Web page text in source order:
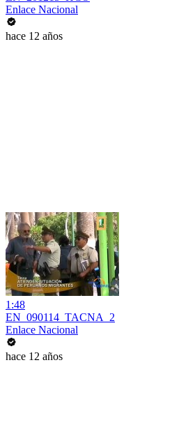
Enlace Nacional
hace 12 años
1:48
EN_090114_TACNA_2
Enlace Nacional
hace 12 años